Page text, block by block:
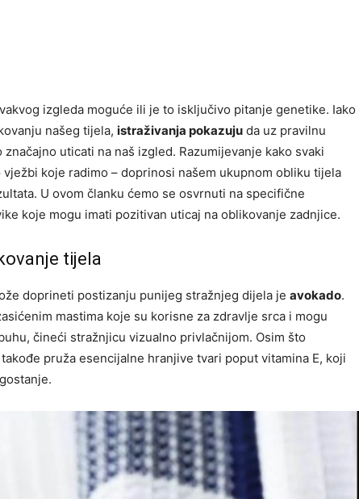
izgleda moguće ili je to isključivo pitanje genetike. Iako
našeg tijela, istraživanja pokazuju da uz pravilnu
uticati na naš izgled. Razumijevanje kako svaki
koje radimo – doprinosi našem ukupnom obliku tijela
U ovom članku ćemo se osvrnuti na specifične
koje mogu imati pozitivan uticaj na oblikovanje zadnjice.
tijela
doprineti postizanju punijeg stražnjeg dijela je avokado.
mastima koje su korisne za zdravlje srca i mogu
čineći stražnjicu vizualno privlačnijom. Osim što
pruža esencijalne hranjive tvari poput vitamina E, koji